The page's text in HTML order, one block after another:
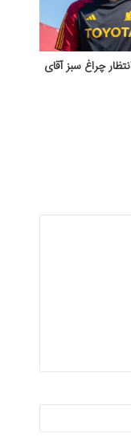
چراغ سبز آقای